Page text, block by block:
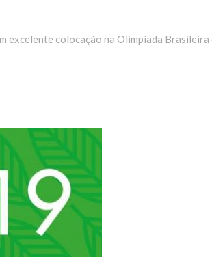
excelente colocação na Olimpíada